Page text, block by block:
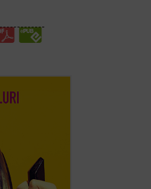
por un viaje
la
el ser y la
de
a la condición